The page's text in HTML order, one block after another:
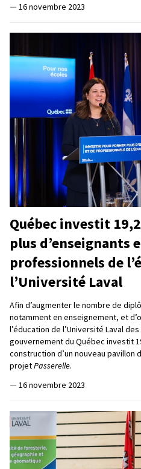
— 16 novembre 2023
Québec investit
plus d’enseignants
professionnels de
l’Université Laval
Afin d’augmenter le nombre de
notamment en enseignement, et
l’éducation de l’Université Laval
gouvernement du Québec investit
construction d’un nouveau pavillon
projetPasserelle.
— 16 novembre 2023